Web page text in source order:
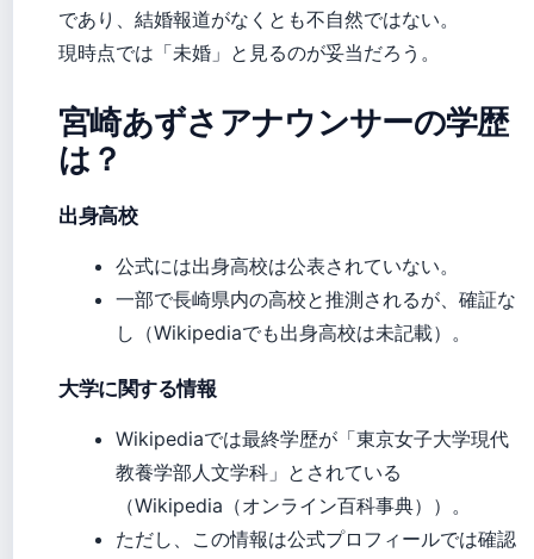
であり、結婚報道がなくとも不自然ではない。
現時点では「未婚」と見るのが妥当だろう。
宮崎あずさアナウンサーの学歴
は？
出身高校
公式には出身高校は公表されていない。
一部で長崎県内の高校と推測されるが、確証な
し（Wikipediaでも出身高校は未記載）。
大学に関する情報
Wikipediaでは最終学歴が「東京女子大学現代
教養学部人文学科」とされている
（Wikipedia（オンライン百科事典））。
ただし、この情報は公式プロフィールでは確認